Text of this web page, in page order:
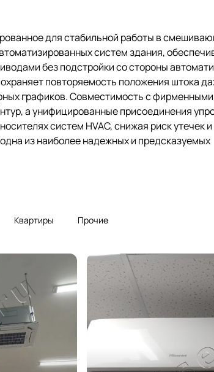
для стабильной работы в
систем здания,
без подстройки со стороны
повторяемость положения штока
графиков. Совместимость с фирменными
а унифицированные присоединения
систем HVAC, снижая риск утечек и
из наиболее надежных и предсказуемых
Квартиры Прочие